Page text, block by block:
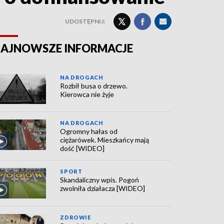
UDOSTĘPNIJ:
INFORMACJE
NA DROGACH
Rozbił busa o drzewo.
Kierowca nie żyje
NA DROGACH
Ogromny hałas od
ciężarówek. Mieszkańcy mają
dość [WIDEO]
SPORT
Skandaliczny wpis. Pogoń
zwolniła działacza [WIDEO]
ZDROWIE